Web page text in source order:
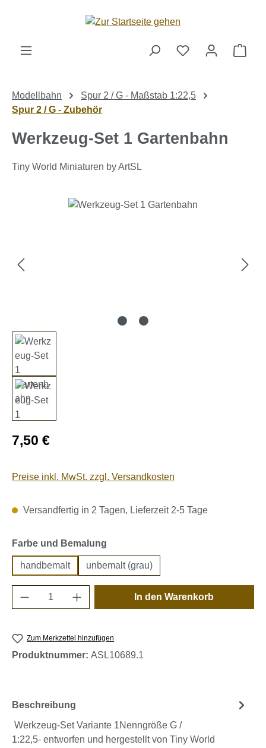
Zum Hauptinhalt springen
Modellbahn
Spur 2 / G - Maßstab 1:22,5
Spur 2 / G - Zubehör
Werkzeug-Set 1 Gartenbahn
Tiny World Miniaturen by ArtSL
Bildergalerie überspringen
Regulärer Preis:
7,50 €
Preise inkl. MwSt. zzgl. Versandkosten
Versandfertig in 2 Tagen, Lieferzeit 2-5 Tage
Farbe und Bemalung
handbemalt unbemalt (grau)
Produkt Anzahl: Gib den gewünschten
In den Warenkorb
Zum Merkzettel hinzufügen
Produktnummer: ASL10689.1
Beschreibung
Werkzeug-Set Variante 1Nenngröße G /
1:22,5- entworfen und hergestellt von Tiny World